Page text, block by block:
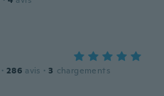
· 286 avis · 3 chargements